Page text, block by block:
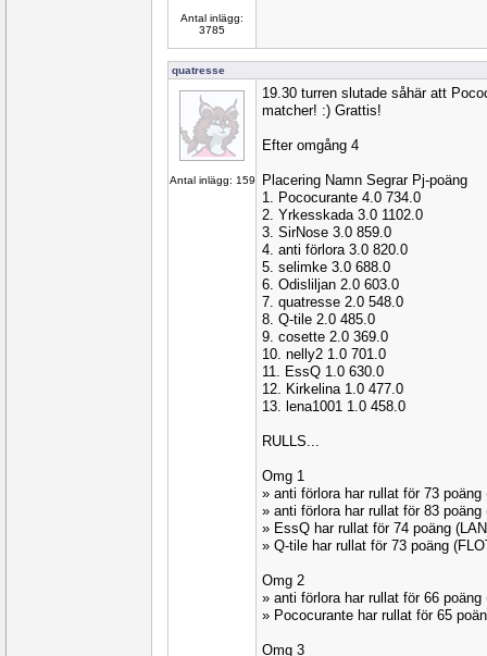
Antal inlägg:
3785
quatresse
Antal inlägg: 159
19.30 turren slutade såhär att
matcher! :) Grattis!
Efter omgång 4
Placering Namn Segrar Pj-poäng
1. Pococurante 4.0 734.0
2. Yrkesskada 3.0 1102.0
3. SirNose 3.0 859.0
4. anti förlora 3.0 820.0
5. selimke 3.0 688.0
6. Odisliljan 2.0 603.0
7. quatresse 2.0 548.0
8. Q-tile 2.0 485.0
9. cosette 2.0 369.0
10. nelly2 1.0 701.0
11. EssQ 1.0 630.0
12. Kirkelina 1.0 477.0
13. lena1001 1.0 458.0
RULLS...
Omg 1
» anti förlora har rullat för 73 poäng
» anti förlora har rullat för 83 poäng
» EssQ har rullat för 74 poäng
» Q-tile har rullat för 73 poäng
Omg 2
» anti förlora har rullat för 66 poäng
» Pococurante har rullat för 65
Omg 3